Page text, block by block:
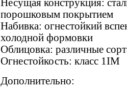
Несущая конструкция:
порошковым покрытием
Набивка: огнестойкий
холодной формовки
Облицовка: различные
Огнестойкость: класс 1IM
Дополнительно: